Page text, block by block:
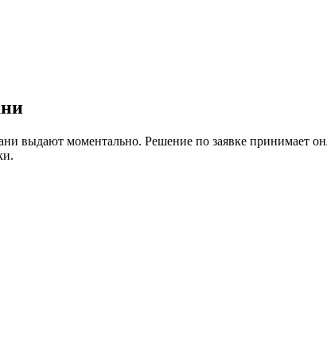
выдают моментально. Решение по заявке принимает